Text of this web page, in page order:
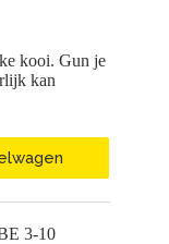
kooi. Gun je
kan
3-10